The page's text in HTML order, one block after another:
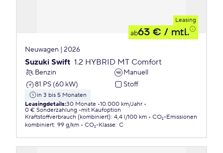
Leasing
ab63 € / mtl.
Neuwagen | 2026
Suzuki Swift 1.2 HYBRID MT Comfort
Benzin
Manuell
81 PS (60 kW)
Stoff
in 3 bis 5 Monaten
Leasingdetails:30 Monate 10.000 km/Jahr
0 € Sonderzahlung
mit Kaufoption
Kraftstoffverbrauch (kombiniert): 4,4 l/100 km
CO₂-Emissionen
kombiniert: 99 g/km CO₂-Klasse: C